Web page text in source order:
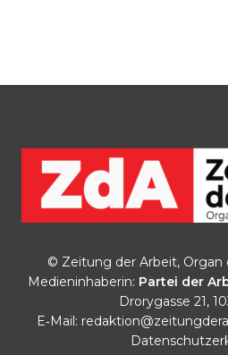
© Zeitung der Arbeit, Organ
Medieninhaberin: Partei der
Drorygasse 21,
E‑Mail: